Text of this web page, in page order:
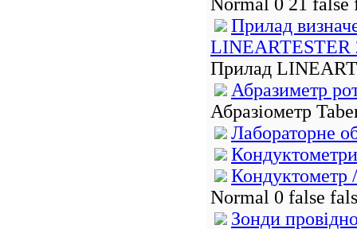
Прилад
LINEARTESTER
Прилад
Абразиметр
Абразіометр
Лабораторне
Кондуктометри
Кондуктометр
Normal 0 false
Зонди